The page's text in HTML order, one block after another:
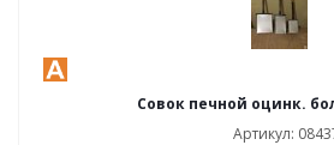
Совок печной оцинк.
Артикул: